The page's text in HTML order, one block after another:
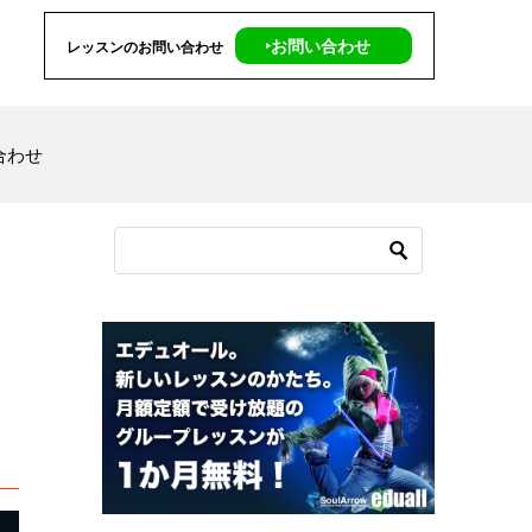
レッスンのお問い合わせ ‣お問い合わせ
わせ